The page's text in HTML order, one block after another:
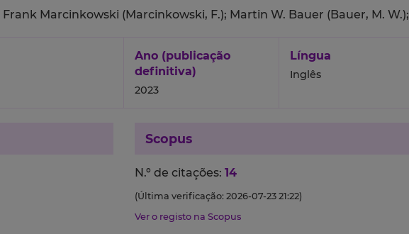
Frank Marcinkowski (Marcinkowski, F.); Martin W. Bauer (Bauer, M. W.);
Ano (publicação
definitiva)
2023
Língua
Inglês
Scopus
N.º de citações: 14
(Última verificação: 2026-07-23 21:22)
Ver o registo na Scopus